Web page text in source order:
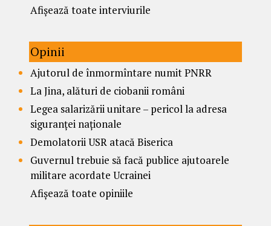
Afișează toate interviurile
Opinii
Ajutorul de înmormîntare numit PNRR
La Jina, alături de ciobanii români
Legea salarizării unitare – pericol la adresa
siguranței naționale
Demolatorii USR atacă Biserica
Guvernul trebuie să facă publice ajutoarele
militare acordate Ucrainei
Afișează toate opiniile